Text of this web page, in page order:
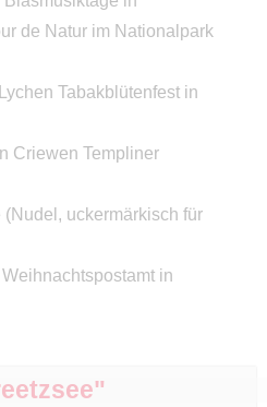
de Natur im Nationalpark
Tabakblütenfest in
Criewen Templiner
uckermärkisch für
in